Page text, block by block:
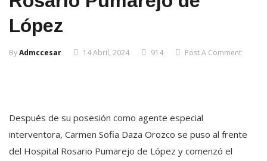
López
ByAdmccesar 14 Abril, 2024 914 Post A Comment
Después de su posesión como agente especial
interventora, Carmen Sofia Daza Orozco se puso al frente
del Hospital Rosario Pumarejo de López y comenzó el